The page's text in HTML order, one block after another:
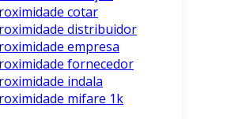
cotar
distribuidor
empresa
fornecedor
indala
mifare 1k